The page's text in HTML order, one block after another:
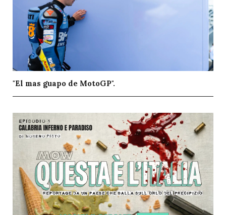
"El mas guapo de MotoGP".